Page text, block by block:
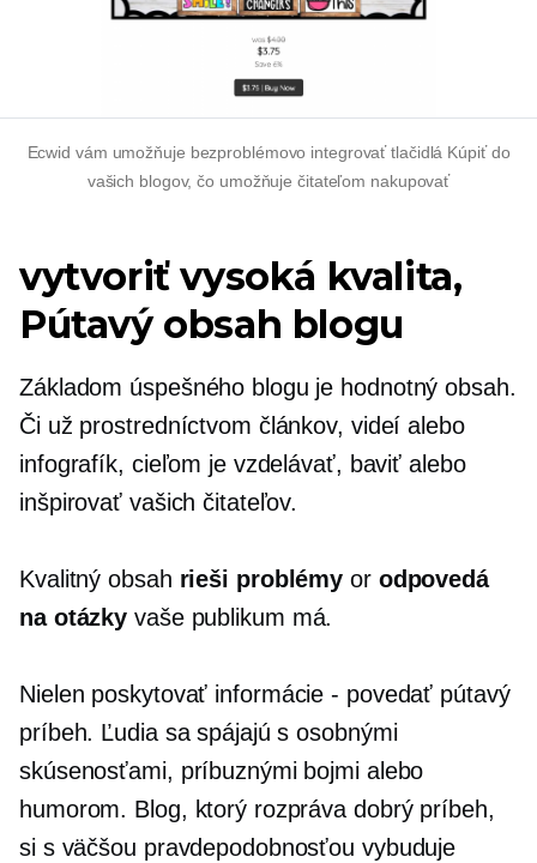
Ecwid vám umožňuje bezproblémovo integrovať tlačidlá Kúpiť do
vašich blogov, čo umožňuje čitateľom nakupovať
vytvoriťvysoká kvalita,
Pútavý obsah blogu
Základom úspešného blogu je hodnotný obsah.
Či už prostredníctvom článkov, videí alebo
infografík, cieľom je vzdelávať, baviť alebo
inšpirovať vašich čitateľov.
Kvalitný obsah rieši problémy or odpovedá
na otázky vaše publikum má.
Nielen poskytovať informácie - povedať pútavý
príbeh. Ľudia sa spájajú s osobnými
skúsenosťami, príbuznými bojmi alebo
humorom. Blog, ktorý rozpráva dobrý príbeh,
si s väčšou pravdepodobnosťou vybuduje